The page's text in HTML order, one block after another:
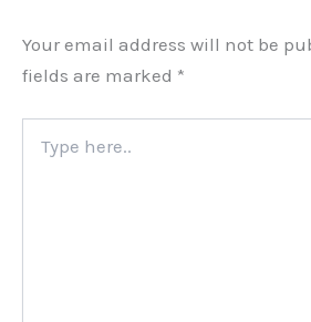
Your email address will not be
fields are marked *
here..